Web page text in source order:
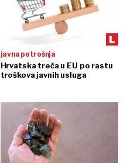
javna potrošnja
Hrvatska treća u EU po rastu
troškova javnih usluga